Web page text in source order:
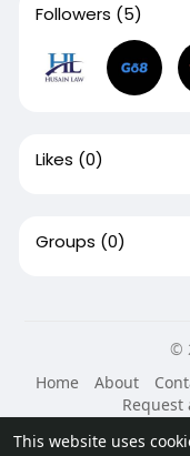
This website uses
Followers (5)
Likes (0)
Groups (0)
©
Home
About
Request